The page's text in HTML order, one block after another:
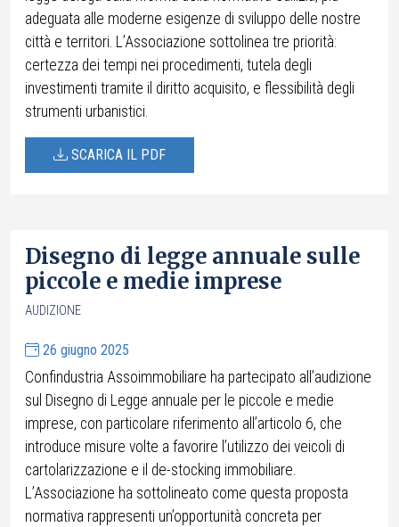
adeguata alle moderne esigenze di sviluppo delle nostre
città e territori. L’Associazione sottolinea tre priorità:
certezza dei tempi nei procedimenti, tutela degli
investimenti tramite il diritto acquisito, e flessibilità degli
strumenti urbanistici.
SCARICA IL PDF
Disegno di legge annuale sulle
piccole e medie imprese
AUDIZIONE
26 giugno 2025
Confindustria Assoimmobiliare ha partecipato all’audizione
sul Disegno di Legge annuale per le piccole e medie
imprese, con particolare riferimento all’articolo 6, che
introduce misure volte a favorire l’utilizzo dei veicoli di
cartolarizzazione e il de-stocking immobiliare.
L’Associazione ha sottolineato come questa proposta
normativa rappresenti un’opportunità concreta per